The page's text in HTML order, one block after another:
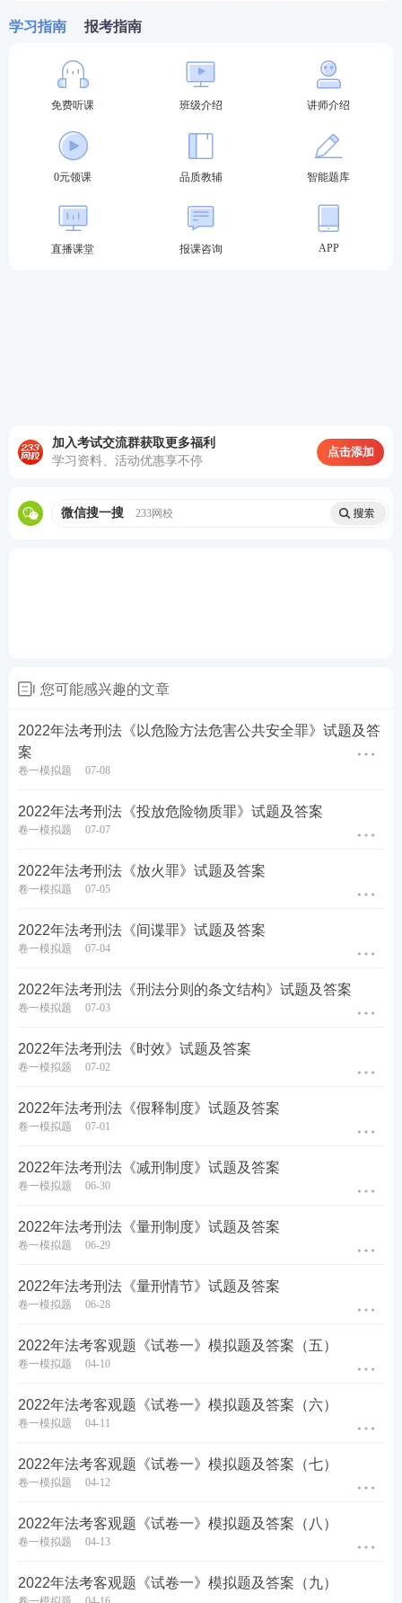
量后发现未达醉酒驾驶标准便开车回家，途中遇交警
度）。原来，孟某的酒精测量仪出现故障，测的数值
是错的。
查看答案
D.将汽车误停在大型商场地下固定卸货车位，后在醉
酒时将汽车从地下三层开到地下一层的停车位
查看答案
报考关注：[法考主观题报名时间] [法考报考信息查询
备考资料：[免费领《内部讲义》包邮
免费下载
]
学习指南 报考指南
免费听课 班级介绍 讲师介绍
0元领课 品质教辅 智能题库
直播课堂 报课咨询 APP
加入考试交流群获取更多福利
学习资料、活动优惠享不停
点击添加
微信搜一搜 233网校
您可能感兴趣的文章
2022年法考刑法《以危险方法危害公共安全罪》试题及答
案
卷一模拟题 07-08
2022年法考刑法《投放危险物质罪》试题及答案
卷一模拟题 07-07
2022年法考刑法《放火罪》试题及答案
卷一模拟题 07-05
2022年法考刑法《间谍罪》试题及答案
卷一模拟题 07-04
2022年法考刑法《刑法分则的条文结构》试题及答案
卷一模拟题 07-03
2022年法考刑法《时效》试题及答案
卷一模拟题 07-02
2022年法考刑法《假释制度》试题及答案
卷一模拟题 07-01
2022年法考刑法《减刑制度》试题及答案
卷一模拟题 06-30
2022年法考刑法《量刑制度》试题及答案
卷一模拟题 06-29
2022年法考刑法《量刑情节》试题及答案
卷一模拟题 06-28
2022年法考客观题《试卷一》模拟题及答案（五）
卷一模拟题 04-10
2022年法考客观题《试卷一》模拟题及答案（六）
卷一模拟题 04-11
2022年法考客观题《试卷一》模拟题及答案（七）
卷一模拟题 04-12
2022年法考客观题《试卷一》模拟题及答案（八）
卷一模拟题 04-13
2022年法考客观题《试卷一》模拟题及答案（九）